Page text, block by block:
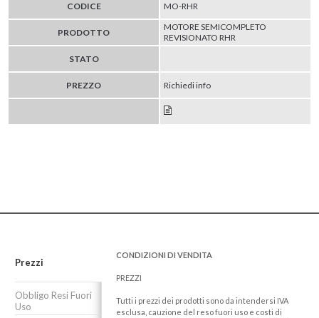
CODICE MO-RHR
PRODOTTO
MOTORE SEMICOMPLETO
REVISIONATO RHR
STATO
PREZZO Richiedi info
Prezzi
Obbligo Resi Fuori
Uso
CONDIZIONI DI VENDITA
PREZZI
Tutti i prezzi dei prodotti sono da intendersi IVA
esclusa, cauzione del reso fuori uso e costi di